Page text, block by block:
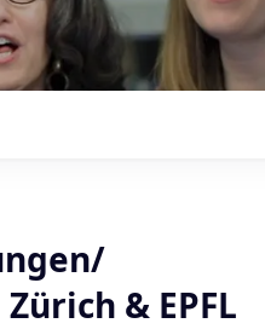
& EPFL